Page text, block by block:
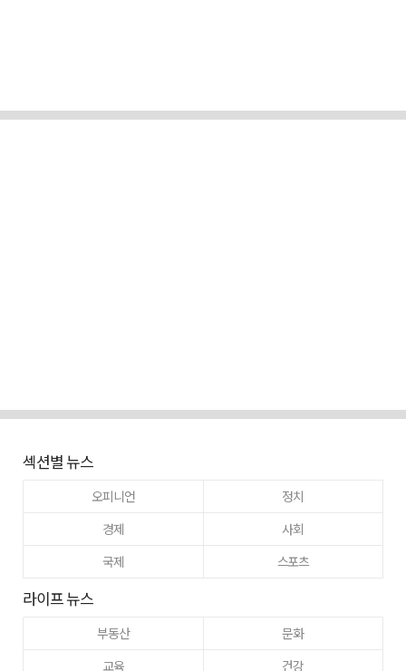
섹션별 뉴스
오피니언
정치
경제
사회
국제
스포츠
라이프 뉴스
부동산
문화
교육
건강